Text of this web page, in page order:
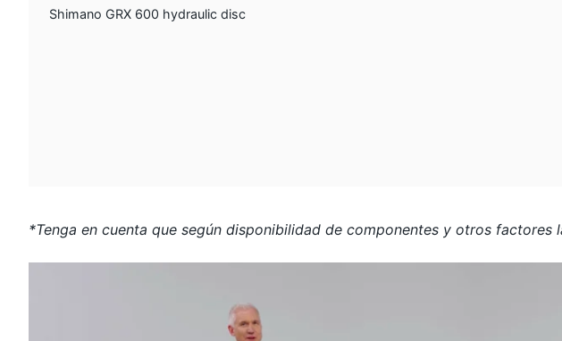
Shimano GRX 600 hydraulic disc
*Tenga en cuenta que según disponibilidad de componentes y otros